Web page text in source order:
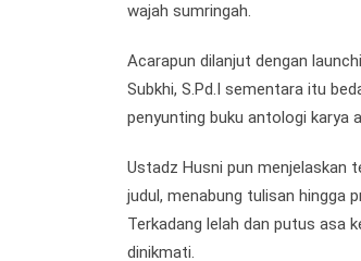
wajah sumringah.
Acarapun dilanjut dengan
Subkhi, S.Pd.I sementara itu
penyunting buku antologi karya
Ustadz Husni pun menjelaskan
judul, menabung tulisan hingga
Terkadang lelah dan putus asa
dinikmati.